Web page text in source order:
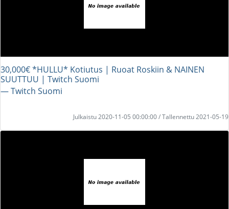
30,000€ *HULLU* Kotiutus | Ruoat Roskiin & NAINEN
SUUTTUU | Twitch Suomi
― Twitch Suomi
Julkaistu 2020-11-05 00:00:00 / Tallennettu 2021-05-19